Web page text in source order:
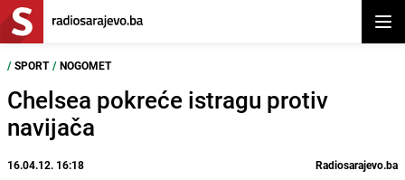
/ SPORT / NOGOMET
Chelsea pokreće istragu protiv
navijača
16.04.12. 16:18 Radiosarajevo.ba